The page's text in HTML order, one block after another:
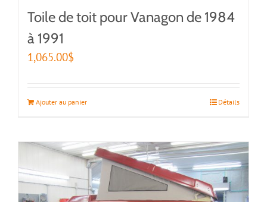
Toile de toit pour Vanagon de 1984
à 1991
1,065.00$
Ajouter au panier Détails